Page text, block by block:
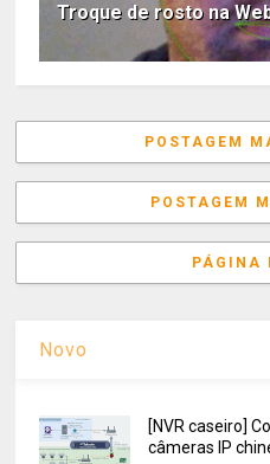
Troque de rosto na
POSTAGEM
POSTAGEM
PÁGINA
Novo
[NVR caseiro]
câmeras IP